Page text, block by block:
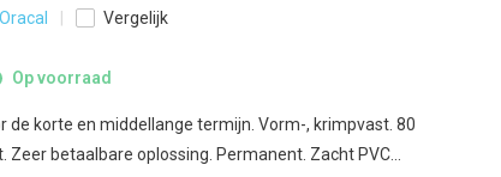
Vergelijk
Op voorraad
de korte en middellange termijn. Vorm-, krimpvast. 80
Zeer betaalbare oplossing. Permanent. Zacht PVC...